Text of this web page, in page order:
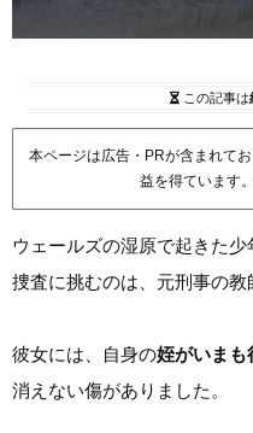
この記事は
本ページは広告・PRが含まれて
益を得ています
ウェールズの湿原で起きた少
捜査に挑むのは、元刑事の教
彼女には、自身の姪がいまも
消えない傷がありました。